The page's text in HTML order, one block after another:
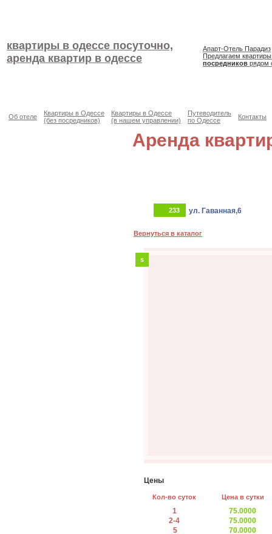
квартиры в одессе посуточно,
аренда квартир в одессе
Апарт-Отель Парадиз
Предлагаем
посредников рядом
Об отеле
Квартиры в Одессе
(без посредников)
Квартиры в Одессе
(в нашем управлении)
Путеводитель
по Одессе
Контакты
Аренда
233 ул. Гаванная,6
Вернуться в каталог
s
Цены
Кол-во суток Цена в сутки
1
2-4
5
75.0000
75.0000
70.0000